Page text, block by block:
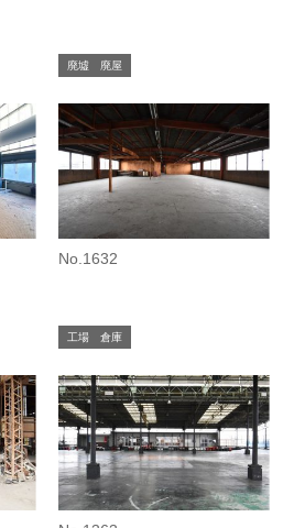
廃墟 廃屋
No.1632
工場 倉庫